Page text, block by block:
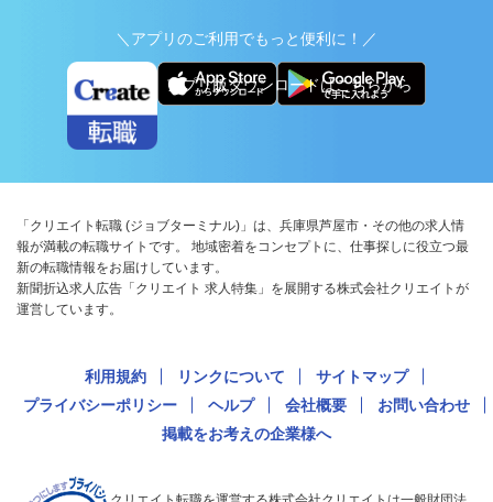
＼アプリのご利用でもっと便利に！／
アプリ版ダウンロードはこちらから
「クリエイト転職 (ジョブターミナル)」は、兵庫県芦屋市・その他の求人情
報が満載の転職サイトです。 地域密着をコンセプトに、仕事探しに役立つ最
新の転職情報をお届けしています。
新聞折込求人広告「クリエイト 求人特集」を展開する株式会社クリエイトが
運営しています。
利用規約 リンクについて
サイトマップ
プライバシーポリシー
ヘルプ 会社概要
お問い合わせ
掲載をお考えの企業様へ